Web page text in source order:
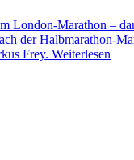
London-Marathon –
der Halbmarathon-
Frey. Weiterlesen